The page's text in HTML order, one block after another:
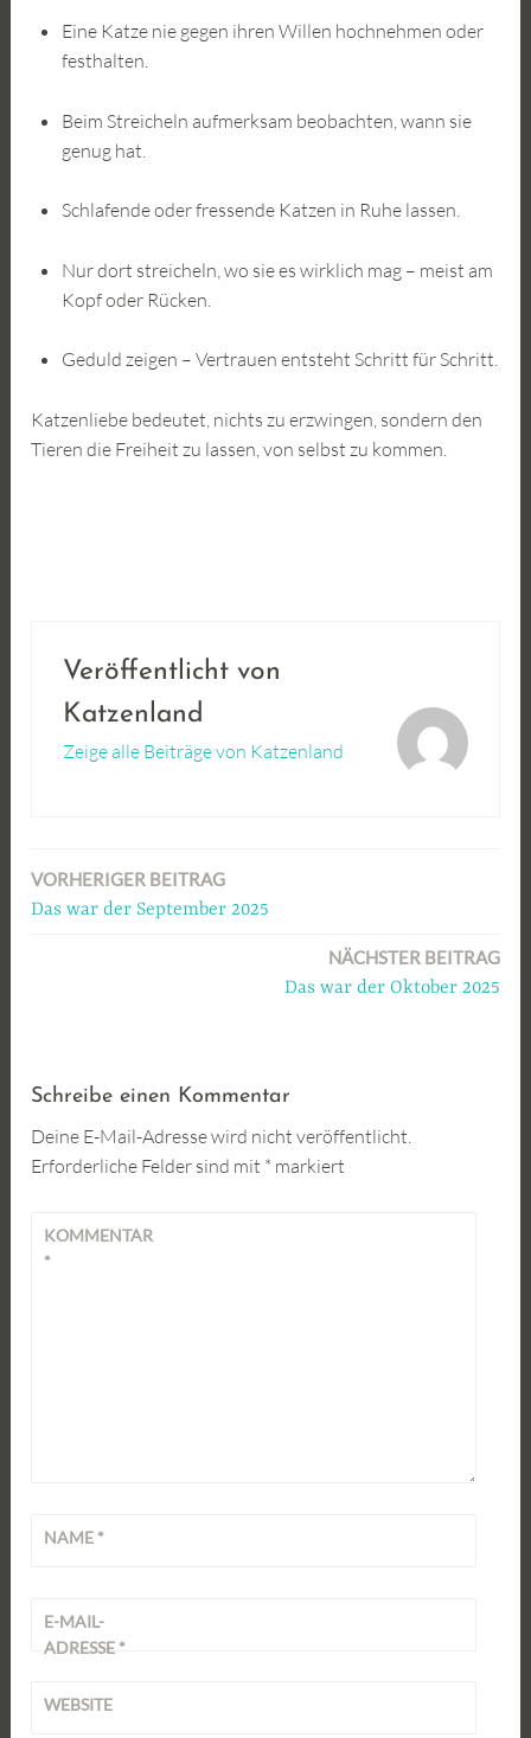
Eine Katze nie gegen ihren Willen hochnehmen oder
festhalten.
Beim Streicheln aufmerksam beobachten, wann sie
genug hat.
Schlafende oder fressende Katzen in Ruhe lassen.
Nur dort streicheln, wo sie es wirklich mag – meist am
Kopf oder Rücken.
Geduld zeigen – Vertrauen entsteht Schritt für Schritt.
Katzenliebe bedeutet, nichts zu erzwingen, sondern den
Tieren die Freiheit zu lassen, von selbst zu kommen.
Veröffentlicht von
Katzenland
Zeige alle Beiträge von Katzenland
Beitragsnavigation
VORHERIGER BEITRAG
Das war der September 2025
NÄCHSTER BEITRAG
Das war der Oktober 2025
Schreibe einen Kommentar
Deine E-Mail-Adresse wird nicht veröffentlicht.
Erforderliche Felder sind mit * markiert
KOMMENTAR
*
NAME *
E-MAIL-
ADRESSE *
WEBSITE